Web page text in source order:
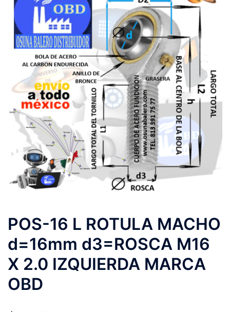
POS-16 L ROTULA MACHO
d=16mm d3=ROSCA M16
X 2.0 IZQUIERDA MARCA
OBD